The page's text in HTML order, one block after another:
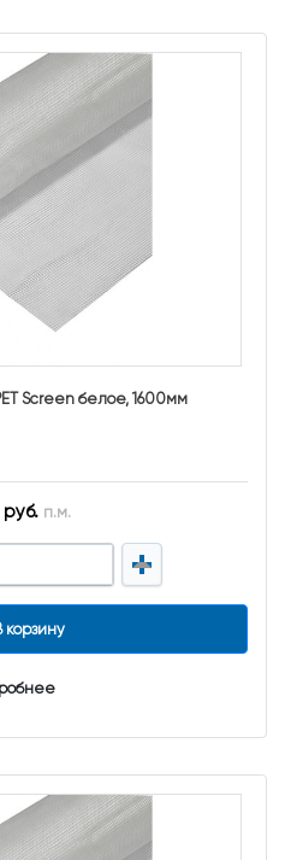
Screen белое, 1600мм
руб. п.м.